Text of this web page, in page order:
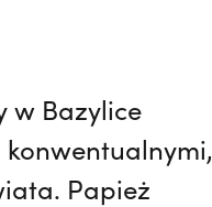
w Bazylice
konwentualnymi,
Papież